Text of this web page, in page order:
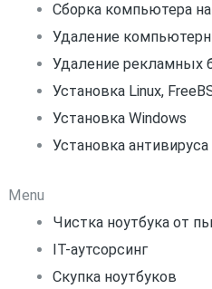
Сборка компьютера на
Удаление
Удаление рекламных
Установка Linux,
Установка Windows
Установка
Menu
Чистка ноутбука от
IT-аутсорсинг
Скупка ноутбуков